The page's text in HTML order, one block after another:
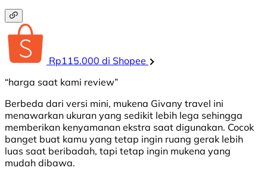
Rp115.000 di Shopee
“harga saat kami review”
Berbeda dari versi mini, mukena Givany travel ini
menawarkan ukuran yang sedikit lebih lega sehingga
memberikan kenyamanan ekstra saat digunakan. Cocok
banget buat kamu yang tetap ingin ruang gerak lebih
luas saat beribadah, tapi tetap ingin mukena yang
mudah dibawa.